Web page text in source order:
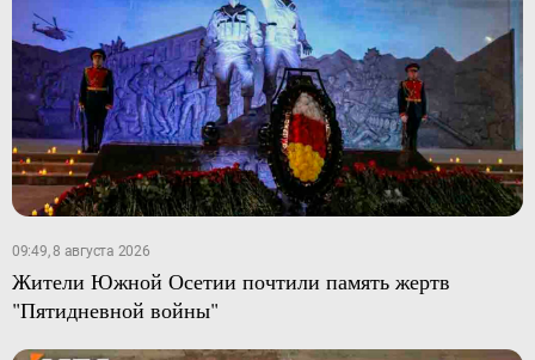
09:49, 8 августа 2026
Жители Южной Осетии почтили память жертв
"Пятидневной войны"